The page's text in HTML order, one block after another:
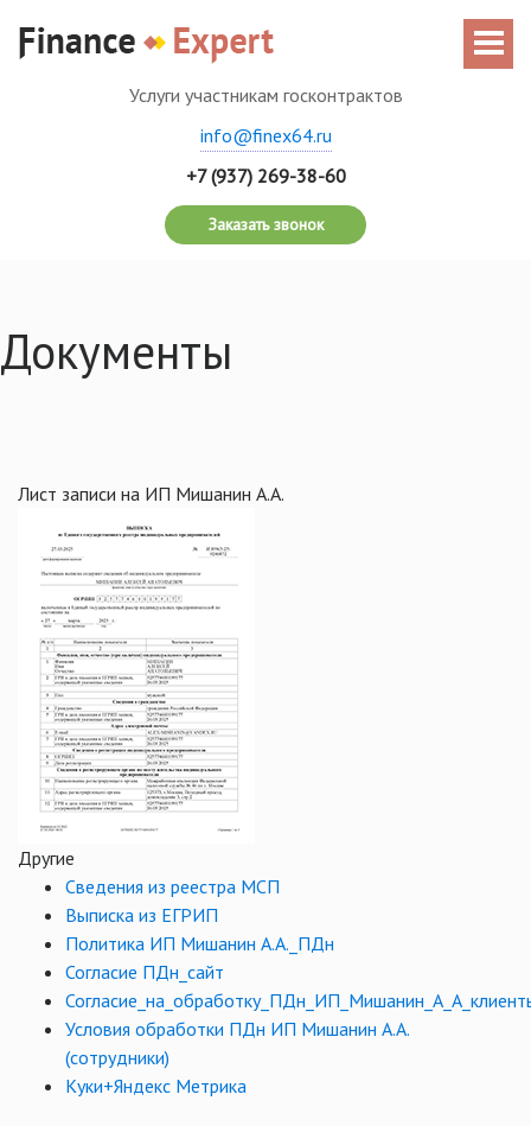
Услуги участникам госконтрактов
info@finex64.ru
+7 (937) 269-38-60
Заказать звонок
Документы
Лист записи на ИП Мишанин А.А.
Другие
Сведения из реестра МСП
Выписка из ЕГРИП
Политика ИП Мишанин А.А._ПДн
Согласие ПДн_сайт
Условия обработки ПДн ИП Мишанин А.А.
(сотрудники)
Куки+Яндекс Метрика